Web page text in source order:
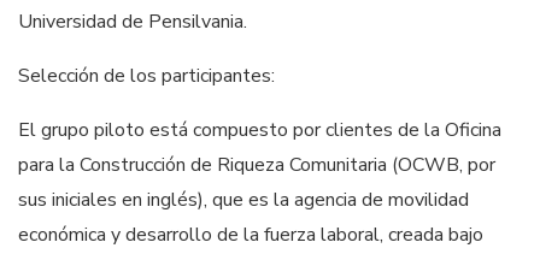
Universidad de Pensilvania.
Selección de los participantes:
El grupo piloto está compuesto por clientes de la Oficina
para la Construcción de Riqueza Comunitaria (OCWB, por
sus iniciales en inglés), que es la agencia de movilidad
económica y desarrollo de la fuerza laboral, creada bajo